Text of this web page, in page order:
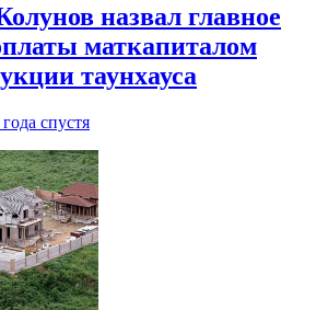
назвал главное
маткапиталом
таунхауса
года спустя